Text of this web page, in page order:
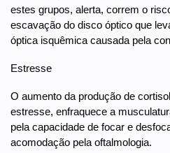
estes grupos, alerta, correm o
escavação do disco óptico que
óptica isquêmica causada pela
Estresse
O aumento da produção de
estresse, enfraquece a
pela capacidade de focar e
acomodação pela oftalmologia.